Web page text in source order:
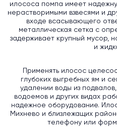
илососа помпа имеет
нерастворимыми взвесями и
входе всасывающего
металлическая сетка с
задерживает крупный мусор,
и
Применять илосос
глубоких выгребных ям и
удалении воды из
водоемов и других видах
надежное оборудование.
Михнево и близлежащих
телефону или